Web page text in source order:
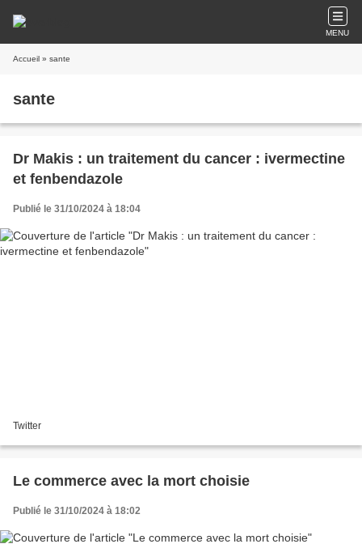
MENU
Accueil » sante
sante
Dr Makis : un traitement du cancer : ivermectine
et fenbendazole
Publié le 31/10/2024 à 18:04
Twitter
Le commerce avec la mort choisie
Publié le 31/10/2024 à 18:02